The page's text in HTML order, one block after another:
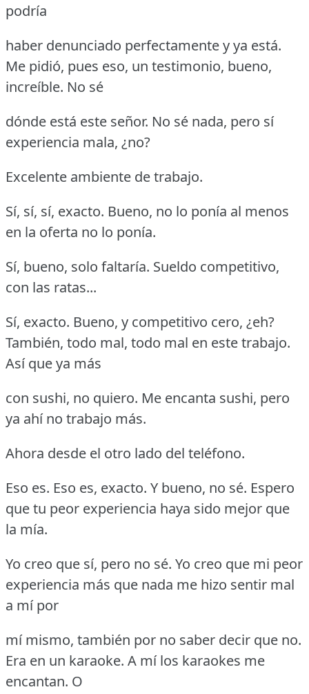
podría
haber denunciado perfectamente y ya está.
Me pidió, pues eso, un testimonio, bueno,
increíble. No sé
dónde está este señor. No sé nada, pero sí
experiencia mala, ¿no?
Excelente ambiente de trabajo.
Sí, sí, sí, exacto. Bueno, no lo ponía al menos
en la oferta no lo ponía.
Sí, bueno, solo faltaría. Sueldo competitivo,
con las ratas...
Sí, exacto. Bueno, y competitivo cero, ¿eh?
También, todo mal, todo mal en este trabajo.
Así que ya más
con sushi, no quiero. Me encanta sushi, pero
ya ahí no trabajo más.
Ahora desde el otro lado del teléfono.
Eso es. Eso es, exacto. Y bueno, no sé. Espero
que tu peor experiencia haya sido mejor que
la mía.
Yo creo que sí, pero no sé. Yo creo que mi peor
experiencia más que nada me hizo sentir mal
a mí por
mí mismo, también por no saber decir que no.
Era en un karaoke. A mí los karaokes me
encantan. O